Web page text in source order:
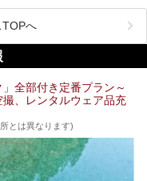
ってから向かうことをオスス
０分、山を降りていかねばな
立ち寄るのもおすすめです。
の半分が集まっているにぎや
と思いますが、昔ながらの老
すよ。
業中なので観光がてら訪問し
う♪
へ
全部付き定番プラン～
、レンタルウェア品充
とは異なります)